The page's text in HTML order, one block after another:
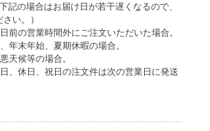
記の場合はお届け日が若干遅くなるので、
い。）
前の営業時間外にご注文いただいた場合。
年末年始、夏期休暇の場合。
天候等の場合。
、休日、祝日の注文件は次の営業日に発送